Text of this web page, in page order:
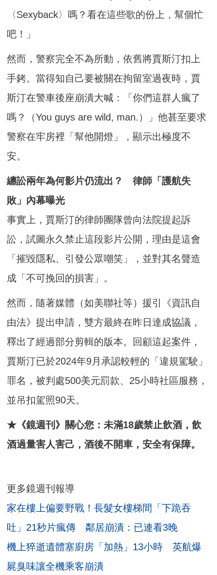
〈Sexyback〉嗎？看在這些歌的份上，幫個忙
吧！」
然而，警察完全不為所動，依舊將賈斯汀扣上
手銬。當得知自己要被關在拘留室過夜時，賈
斯汀在警車後座崩潰大喊：「你們這群人瘋了
嗎？（You guys are wild, man.）」他甚至要求
警察在牢房裡「幫他開燈」，顯示出極度不
安。
纏訟兩年為何影片仍流出？ 律師「護航失
敗」內幕曝光
事實上，賈斯汀的律師團隊曾向法院提起訴
訟，試圖永久禁止這段影片公開，理由是這會
「摧毀隱私、引發公眾嘲笑」，並對其名聲造
成「不可挽回的損害」。
然而，隨著媒體（如美聯社等）援引《資訊自
由法》提出申請，雙方最終在昨日達成協議，
釋出了經過部分剪輯的版本。回顧這起案件，
賈斯汀已於2024年9月承認較輕的「違規駕駛」
罪名，被判處500美元罰款、25小時社區服務，
並吊扣駕照90天。
★《鏡週刊》關心您：未滿18歲禁止飲酒，飲
酒過量害人害己，酒後不開車，安全有保障。
更多鏡週刊報導
家在樓上偏要野戰！長髮女樓梯間「下跪吞
吐」21秒片瘋傳 鄰居崩潰：已連看3晚
機上猝逝遺體塞廚房「加熱」13小時 英航爆
屍臭味讓全機乘客崩潰